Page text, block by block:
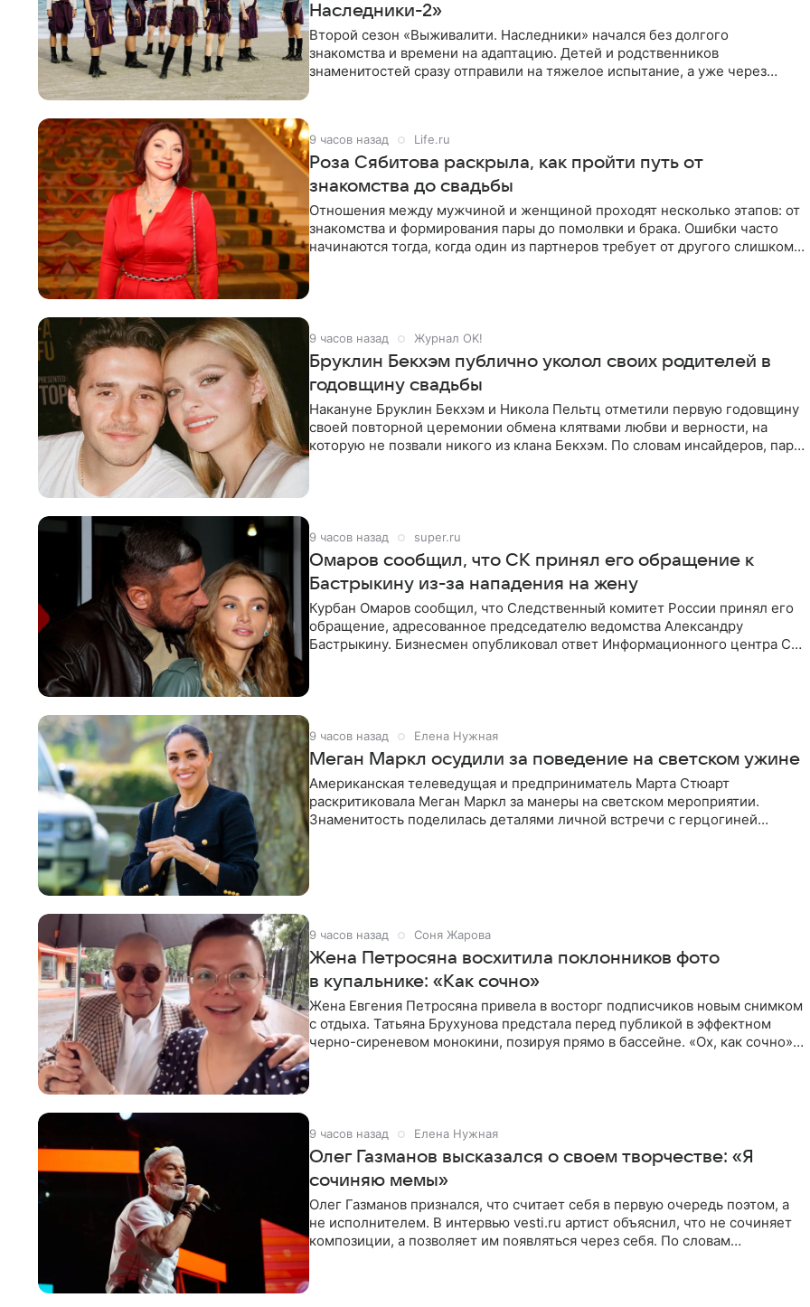
Наследники-2»
Второй сезон «Выживалити. Наследники» начался без долгого
знакомства и времени на адаптацию. Детей и родственников
знаменитостей сразу отправили на тяжелое испытание, а уже через
9 часов назад Life.ru
Роза Сябитова раскрыла, как пройти путь от
знакомства до свадьбы
Отношения между мужчиной и женщиной проходят несколько этапов: от
знакомства и формирования пары до помолвки и брака. Ошибки часто
начинаются тогда, когда один из партнеров требует от другого слишком
9 часов назад Журнал OK!
Бруклин Бекхэм публично уколол своих родителей в
годовщину свадьбы
Накануне Бруклин Бекхэм и Никола Пельтц отметили первую годовщину
своей повторной церемонии обмена клятвами любви и верности, на
которую не позвали никого из клана Бекхэм. По словам инсайдеров, пара
9 часов назад super.ru
Омаров сообщил, что СК принял его обращение к
Бастрыкину из-за нападения на жену
Курбан Омаров сообщил, что Следственный комитет России принял его
обращение, адресованное председателю ведомства Александру
Бастрыкину. Бизнесмен опубликовал ответ Информационного центра СК
9 часов назад Елена Нужная
Меган Маркл осудили за поведение на светском ужине
Американская телеведущая и предприниматель Марта Стюарт
раскритиковала Меган Маркл за манеры на светском мероприятии.
Знаменитость поделилась деталями личной встречи с герцогиней
9 часов назад Соня Жарова
Жена Петросяна восхитила поклонников фото
в купальнике: «Как сочно»
Жена Евгения Петросяна привела в восторг подписчиков новым снимком
с отдыха. Татьяна Брухунова предстала перед публикой в эффектном
черно-сиреневом монокини, позируя прямо в бассейне. «Ох, как сочно»,
9 часов назад Елена Нужная
Олег Газманов высказался о своем творчестве: «Я
сочиняю мемы»
Олег Газманов признался, что считает себя в первую очередь поэтом, а
не исполнителем. В интервью vesti.ru артист объяснил, что не сочиняет
композиции, а позволяет им появляться через себя. По словам